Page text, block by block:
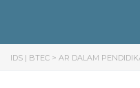
IDS | BTEC > AR DALAM